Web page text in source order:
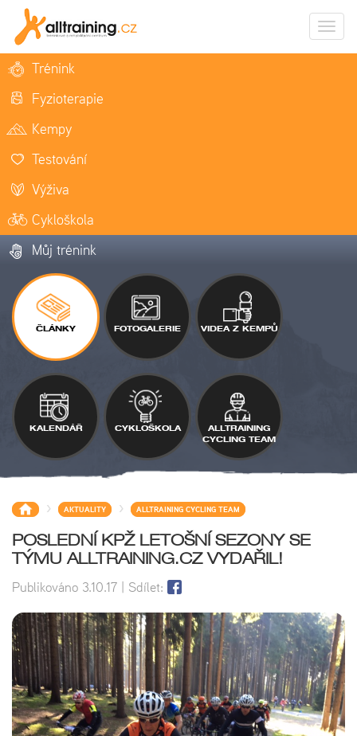
Trénink
Fyzioterapie
Kempy
Testování
Výživa
Cykloškola
Můj trénink
ČLÁNKY FOTOGALERIE VIDEA Z KEMPŮ
KALENDÁŘ CYKLOŠKOLA
ALLTRAINING
CYCLING TEAM
> AKTUALITY > ALLTRAINING CYCLING TEAM
POSLEDNÍ KPŽ LETOŠNÍ SEZONY SE
TÝMU ALLTRAINING.CZ VYDAŘIL!
Publikováno 3.10.17 | Sdílet: